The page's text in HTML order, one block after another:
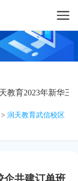
教育2023年新华三
润天教育武信校区
企共建订单班